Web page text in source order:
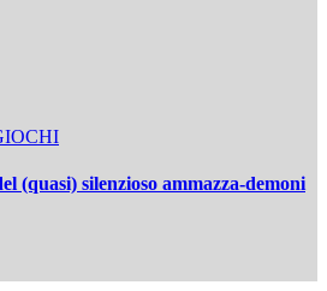
(quasi) silenzioso ammazza-demoni